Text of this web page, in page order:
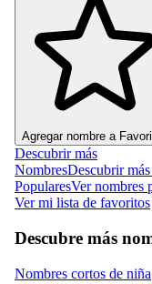
Agregar nombre a
Descubrir más
NombresDescubrir
PopularesVer nombres
Ver mi lista de favoritos
Descubre más
Nombres cortos de niña